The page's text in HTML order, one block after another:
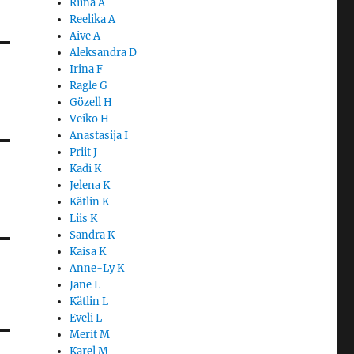
Riina A
Reelika A
Aive A
Aleksandra D
Irina F
Ragle G
Gözell H
Veiko H
Anastasija I
Priit J
Kadi K
Jelena K
Kätlin K
Liis K
Sandra K
Kaisa K
Anne-Ly K
Jane L
Kätlin L
Eveli L
Merit M